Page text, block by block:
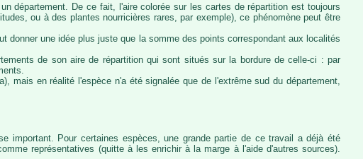
département. De ce fait, l'aire colorée sur les cartes de répartition est toujours
ou à des plantes nourricières rares, par exemple), ce phénomène peut être
donner une idée plus juste que la somme des points correspondant aux localités
de son aire de répartition qui sont situés sur la bordure de celle-ci : par
mais en réalité l'espèce n'a été signalée que de l'extrême sud du département,
important. Pour certaines espèces, une grande partie de ce travail a déjà été
représentatives (quitte à les enrichir à la marge à l'aide d'autres sources).